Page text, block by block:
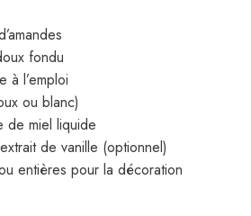
fondu
à l’emploi
ou blanc)
de miel liquide
de vanille (optionnel)
entières pour la décoration